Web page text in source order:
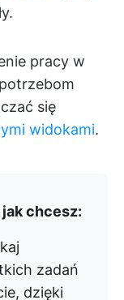
pracy w
się
widokami.
chcesz:
zadań
dzięki